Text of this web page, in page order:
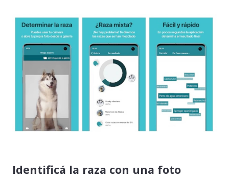
Identificá la raza con una foto